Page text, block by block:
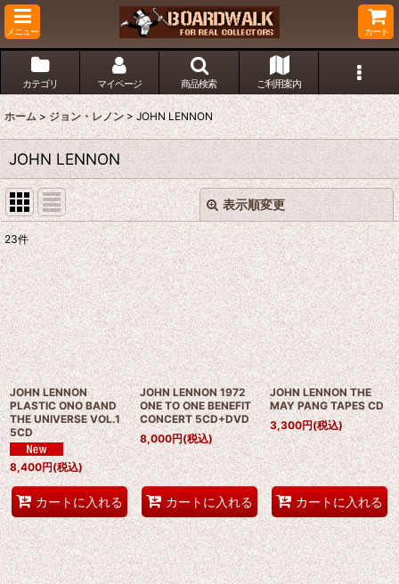
メニュー カート
カテゴリ マイページ 商品検索 ご利用案内
ホーム > ジョン・レノン > JOHN LENNON
JOHN LENNON
表示順変更
表示数:
並び順:
絞り込む
閉じる
23件
JOHN LENNON
PLASTIC ONO BAND
THE UNIVERSE VOL.1
5CD
8,400円(税込)
カートに入れる
JOHN LENNON 1972
ONE TO ONE BENEFIT
CONCERT 5CD+DVD
8,000円(税込)
カートに入れる
JOHN LENNON THE
MAY PANG TAPES CD
3,300円(税込)
カートに入れる